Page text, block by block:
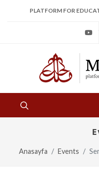
PLATFORM FOR
Anasayfa Events